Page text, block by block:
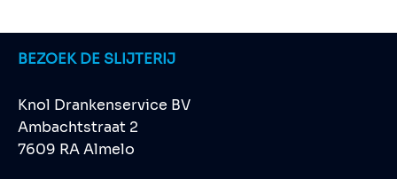
BEZOEK DE SLIJTERIJ
Knol Drankenservice BV
Ambachtstraat 2
7609 RA Almelo